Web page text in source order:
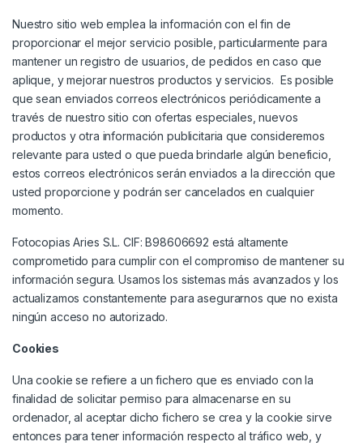
Nuestro sitio web emplea la información con el fin de
proporcionar el mejor servicio posible, particularmente para
mantener un registro de usuarios, de pedidos en caso que
aplique, y mejorar nuestros productos y servicios. Es posible
que sean enviados correos electrónicos periódicamente a
través de nuestro sitio con ofertas especiales, nuevos
productos y otra información publicitaria que consideremos
relevante para usted o que pueda brindarle algún beneficio,
estos correos electrónicos serán enviados a la dirección que
usted proporcione y podrán ser cancelados en cualquier
momento.
Fotocopias Aries S.L. CIF: B98606692 está altamente
comprometido para cumplir con el compromiso de mantener su
información segura. Usamos los sistemas más avanzados y los
actualizamos constantemente para asegurarnos que no exista
ningún acceso no autorizado.
Cookies
Una cookie se refiere a un fichero que es enviado con la
finalidad de solicitar permiso para almacenarse en su
ordenador, al aceptar dicho fichero se crea y la cookie sirve
entonces para tener información respecto al tráfico web, y